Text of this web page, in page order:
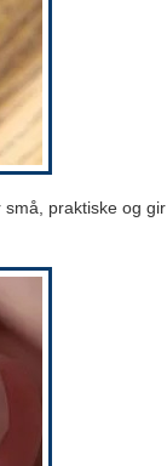
praktiske og